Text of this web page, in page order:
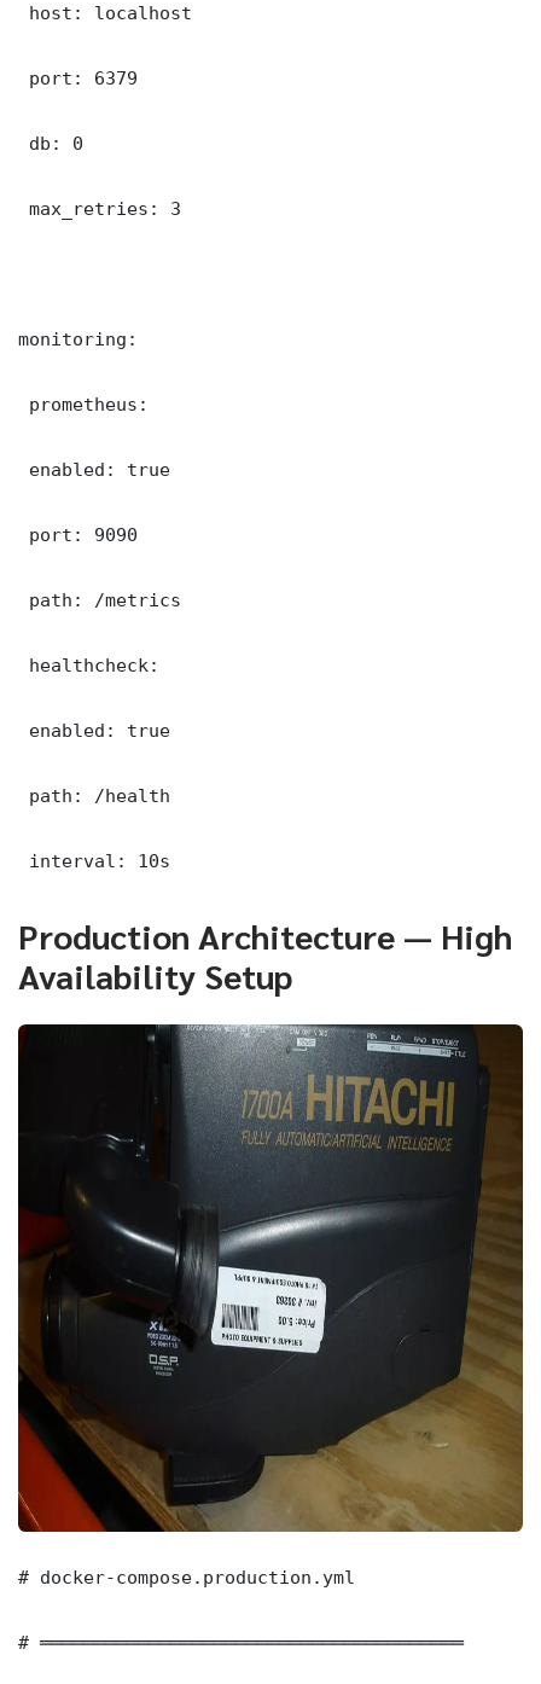
host: localhost
port: 6379
db: 0
max_retries: 3
monitoring:
prometheus:
enabled: true
port: 9090
path: /metrics
healthcheck:
enabled: true
path: /health
interval: 10s
Production Architecture — High
Availability Setup
# docker-compose.production.yml
# ═══════════════════════════════════════